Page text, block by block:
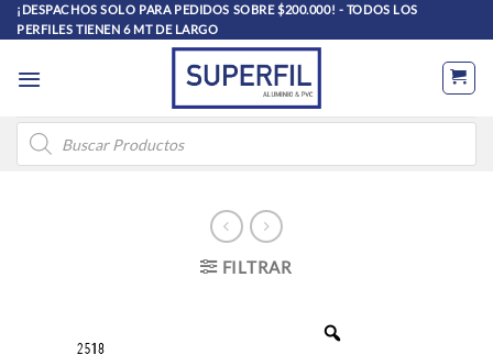
Saltar
al
¡DESPACHOS SOLO PARA PEDIDOS SOBRE $200.000! - TODOS LOS
PERFILES TIENEN 6 MT DE LARGO
Búsqueda
productos
FILTRAR